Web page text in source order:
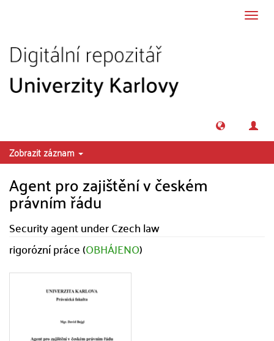
Zobrazit záznam
Agent pro zajištění v českém
právním řádu
Security agent under Czech law
rigorózní práce (OBHÁJENO)